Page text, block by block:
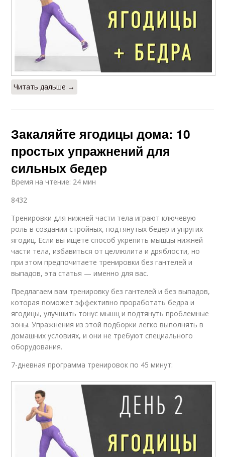
Читать дальше →
Закаляйте ягодицы дома: 10
простых упражнений для
сильных бедер
Время на чтение: 24 мин
8432
Тренировки для нижней части тела играют ключевую
роль в создании стройных, подтянутых бедер и упругих
ягодиц. Если вы ищете способ укрепить мышцы нижней
части тела, избавиться от целлюлита и дряблости, но
при этом предпочитаете тренировки без гантелей и
выпадов, эта статья — именно для вас.
Предлагаем вам тренировку без гантелей и без выпадов,
которая поможет эффективно проработать бедра и
ягодицы, улучшить тонус мышц и подтянуть проблемные
зоны. Упражнения из этой подборки легко выполнять в
домашних условиях, и они не требуют специального
оборудования.
7-дневная программа тренировок по 45 минут: